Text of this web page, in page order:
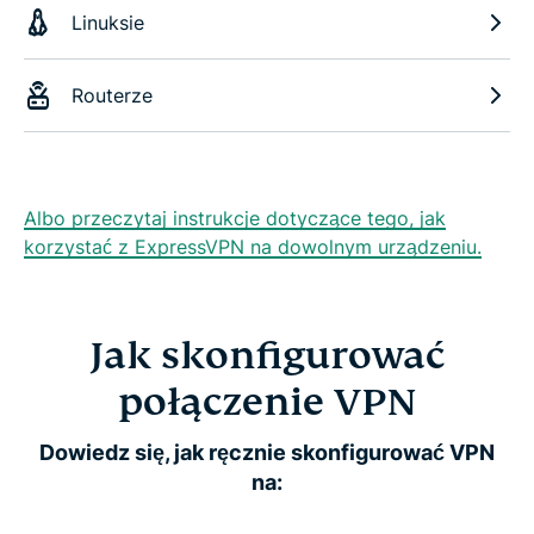
Linuksie
Routerze
Albo przeczytaj instrukcje dotyczące tego, jak
korzystać z ExpressVPN na dowolnym urządzeniu.
Jak skonfigurować
połączenie VPN
Dowiedz się, jak ręcznie skonfigurować VPN
na: